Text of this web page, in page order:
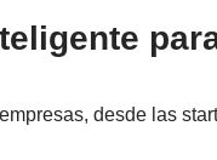
desde las